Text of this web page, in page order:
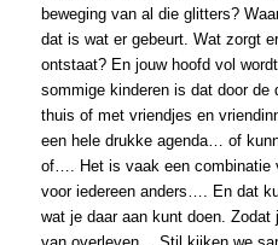
beweging van al die glitters?
dat is wat er gebeurt. Wat zorgt
ontstaat? En jouw hoofd vol
sommige kinderen is dat door
thuis of met vriendjes en
een hele drukke agenda… of
of…. Het is vaak een combinatie
voor iedereen anders…. En dat
wat je daar aan kunt doen.